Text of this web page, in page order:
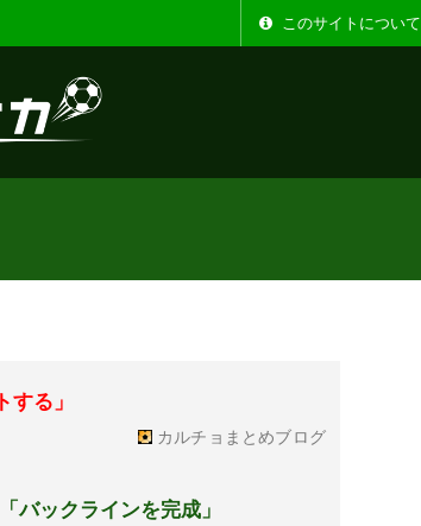
表示設定機能を追加しました。 このサイトについて
る」
カルチョまとめブログ
バックラインを完成」